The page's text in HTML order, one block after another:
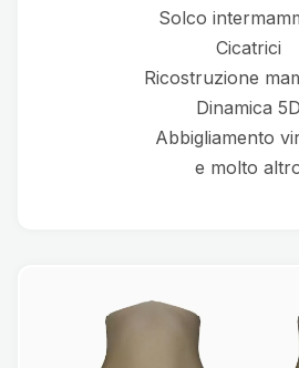
Solco
Cicatrici
Ricostruzione
Dinamica 5D
Abbigliamento
e molto